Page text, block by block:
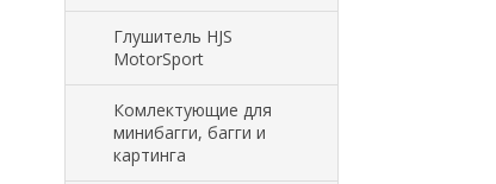
Глушитель HJS
MotorSport
Комлектующие для
минибагги, багги и
картинга